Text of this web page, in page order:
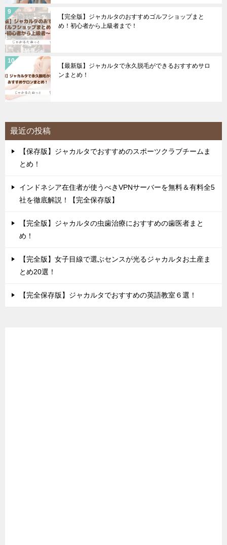
【完全版】ジャカルタのおすすめゴルフショップまと
め！初心者から上級者まで！
【最新版】ジャカルタで永久脱毛ができるおすすめサロ
ンまとめ！
最近の投稿
【保存版】ジャカルタでおすすめのスポーツクラブチームま
とめ！
インドネシア在住者が使うべきVPNサーバーを無料＆有料全5
社を徹底解説！【完全保存版】
【完全版】ジャカルタの虫歯治療におすすめの歯医者まと
め！
【完全版】女子目線で選ぶセンスが光るジャカルタお土産ま
とめ20選！
【完全保存版】ジャカルタでおすすめの英語教室６選！